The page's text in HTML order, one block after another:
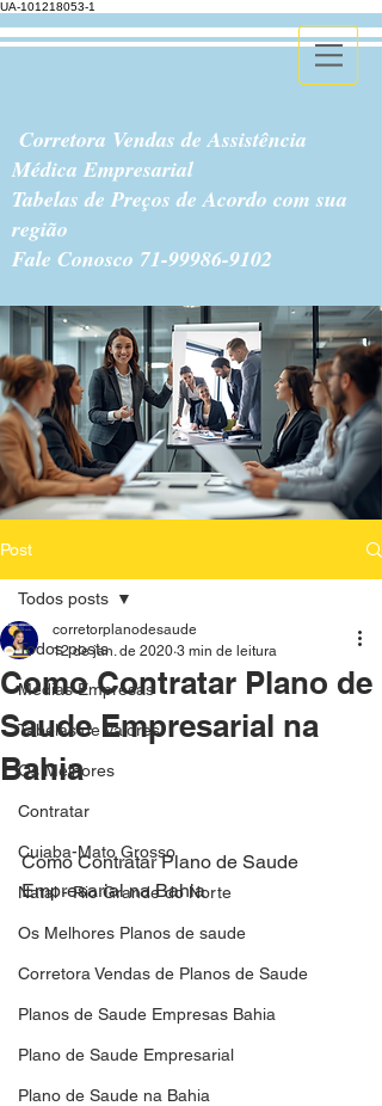
UA-101218053-1
Corretora Vendas de Assistência
Médica Empresarial
Tabelas de Preços de Acordo com sua
região
Fale Conosco 71-99986-9102
Post
Todos posts
Medias Empresas
Tabelas de Valores
Os Melhores
Contratar
Cuiaba-Mato Grosso
Natal - Rio Grande do Norte
Os Melhores Planos de saude
Corretora Vendas de Planos de Saude
Planos de Saude Empresas Bahia
Plano de Saude Empresarial
Plano de Saude na Bahia
Todos posts
Como Contratar Plano de
Saude Empresarial na
Bahia
corretorplanodesaude
12 de jan. de 2020 3 min de leitura
Como Contratar Plano de Saude
Empresarial na Bahia